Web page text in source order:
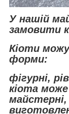
У нашій
замовити
Кіоти
форми:
фігурні,
кіота